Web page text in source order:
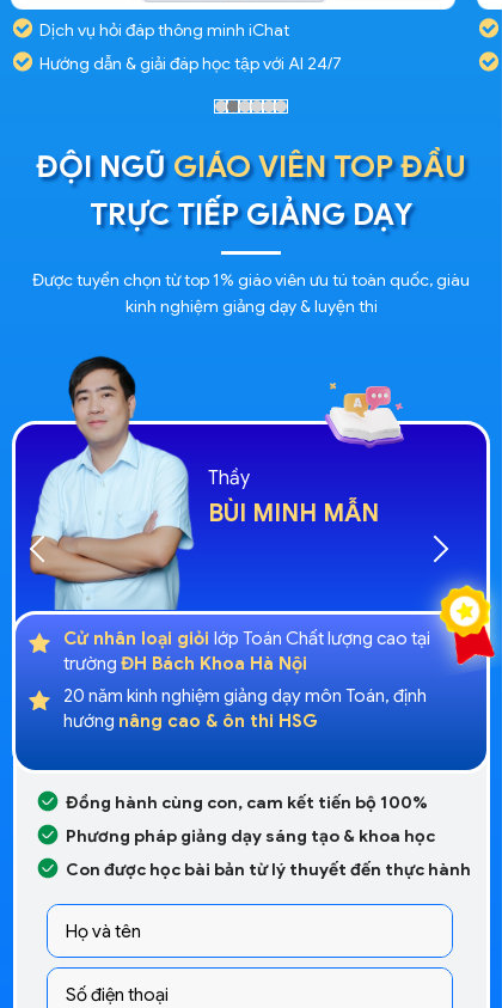
Dịch vụ hỏi đáp thông minh iChat
Hướng dẫn & giải đáp học tập với AI 24/7
ĐỘI NGŨGIÁO VIÊN TOP ĐẦU
TRỰC TIẾP GIẢNG DẠY
Được tuyển chọn từ top 1% giáo viên ưu tú toàn quốc, giàu
kinh nghiệm giảng dạy & luyện thi
Đồng hành cùng con, cam kết tiến bộ 100%
Phương pháp giảng dạy sáng tạo & khoa học
Con được học bài bản từ lý thuyết đến thực hành
Thầy
BÙI MINH MẪN
Cử nhân loại giỏi lớp Toán Chất lượng cao tại
trường ĐH Bách Khoa Hà Nội
20 năm kinh nghiệm giảng dạy môn Toán, định
hướng nâng cao & ôn thi HSG